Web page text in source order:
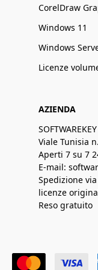
CorelDraw
Windows 11
Windows
Licenze
AZIENDA
SOFTWAREKEY
Viale Tunisia
Aperti 7 su 7
E-mail:
Spedizione
licenze
Reso gratuito